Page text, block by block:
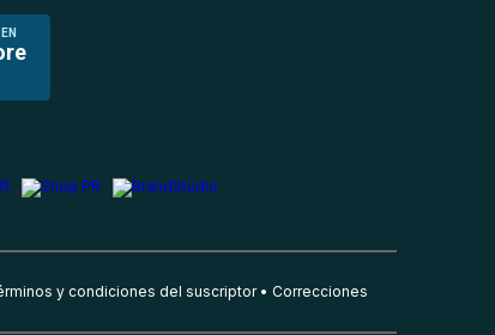
y condiciones del suscriptor Correcciones